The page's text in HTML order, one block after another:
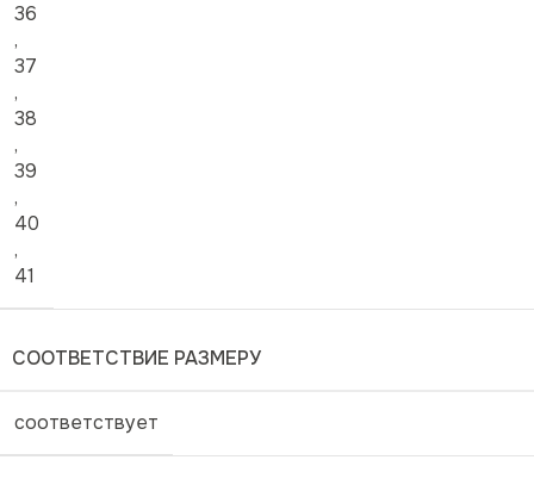
36
,
37
,
38
,
39
,
40
,
41
СООТВЕТСТВИЕ РАЗМЕРУ
соответствует